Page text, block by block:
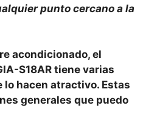
punto cercano a la
acondicionado, el
S18AR tiene varias
hacen atractivo. Estas
generales que puedo